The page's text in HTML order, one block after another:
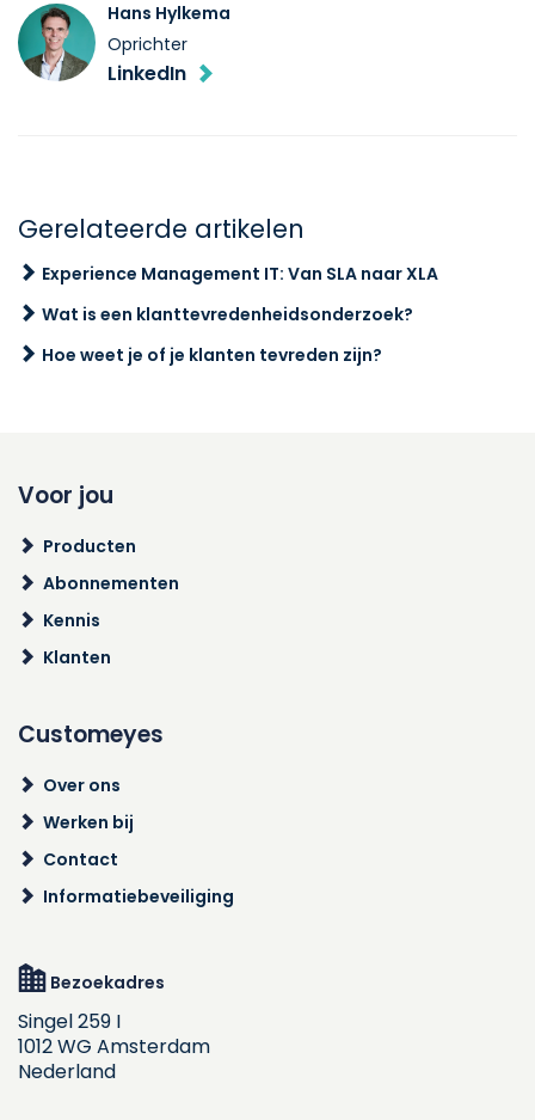
Hans Hylkema
Oprichter
LinkedIn
Gerelateerde artikelen
Experience Management IT: Van SLA naar XLA
Wat is een klanttevredenheidsonderzoek?
Hoe weet je of je klanten tevreden zijn?
Voor jou
Producten
Abonnementen
Kennis
Klanten
Customeyes
Over ons
Werken bij
Contact
Informatiebeveiliging
Bezoekadres
Singel 259 I
1012 WG Amsterdam
Nederland